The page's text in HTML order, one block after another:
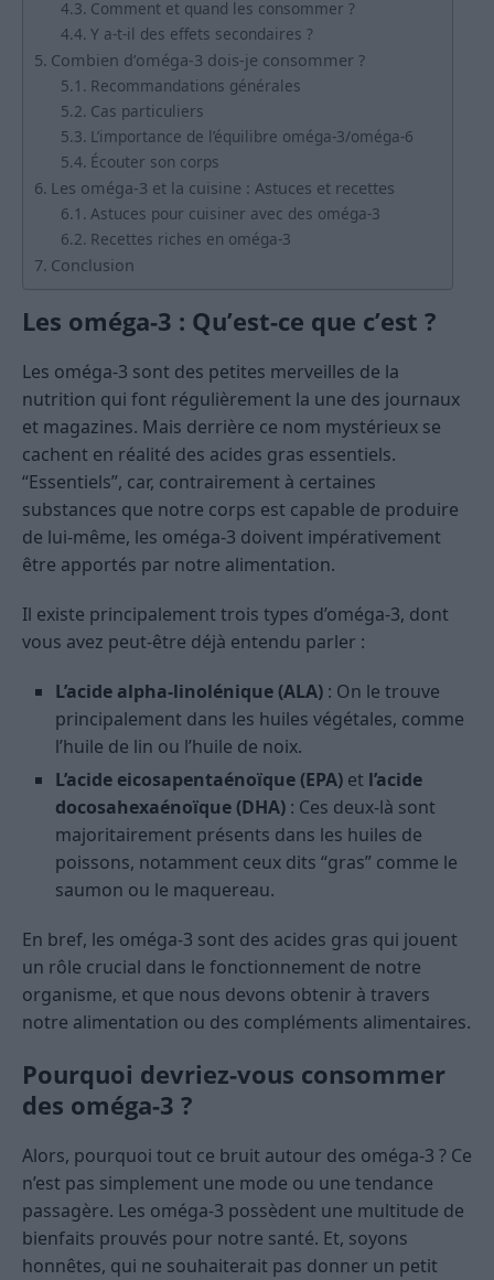
Comment et quand les consommer ?
Y a-t-il des effets secondaires ?
Combien d’oméga-3 dois-je consommer ?
Recommandations générales
Cas particuliers
L’importance de l’équilibre oméga-3/oméga-6
Écouter son corps
Les oméga-3 et la cuisine : Astuces et recettes
Astuces pour cuisiner avec des oméga-3
Recettes riches en oméga-3
Conclusion
Les oméga-3 : Qu’est-ce que c’est ?
Les oméga-3 sont des petites merveilles de la
nutrition qui font régulièrement la une des journaux
et magazines. Mais derrière ce nom mystérieux se
cachent en réalité des acides gras essentiels.
“Essentiels”, car, contrairement à certaines
substances que notre corps est capable de produire
de lui-même, les oméga-3 doivent impérativement
être apportés par notre alimentation.
Il existe principalement trois types d’oméga-3, dont
vous avez peut-être déjà entendu parler :
L’acide alpha-linolénique (ALA) : On le trouve
principalement dans les huiles végétales, comme
l’huile de lin ou l’huile de noix.
L’acide eicosapentaénoïque (EPA) et l’acide
docosahexaénoïque (DHA) : Ces deux-là sont
majoritairement présents dans les huiles de
poissons, notamment ceux dits “gras” comme le
saumon ou le maquereau.
En bref, les oméga-3 sont des acides gras qui jouent
un rôle crucial dans le fonctionnement de notre
organisme, et que nous devons obtenir à travers
notre alimentation ou des compléments alimentaires.
Pourquoi devriez-vous consommer
des oméga-3 ?
Alors, pourquoi tout ce bruit autour des oméga-3 ? Ce
n’est pas simplement une mode ou une tendance
passagère. Les oméga-3 possèdent une multitude de
bienfaits prouvés pour notre santé. Et, soyons
honnêtes, qui ne souhaiterait pas donner un petit